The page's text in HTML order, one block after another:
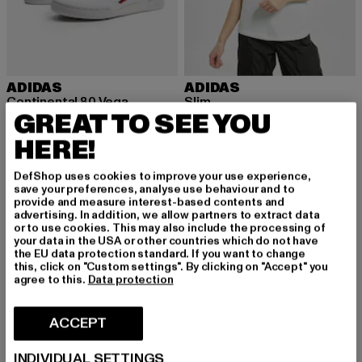
ADIDAS
Continental 80 Vega
47,95 EUR
Ajankohtainen hinta: 47,95 EUR
99,90 EURKampanjahinta: 99,90 EUR
ADIDAS
Slim
17,09 EUR
Ajankohtainen hinta: 17,09 EUR
29,99 EUR
-39% -53%
GREAT TO SEE YOU
HERE!
DefShop uses cookies to improve your use experience,
save your preferences, analyse use behaviour and to
provide and measure interest-based contents and
advertising. In addition, we allow partners to extract data
or to use cookies. This may also include the processing of
your data in the USA or other countries which do not have
the EU data protection standard. If you want to change
this, click on "Custom settings". By clicking on "Accept" you
agree to this. Data protection
ACCEPT